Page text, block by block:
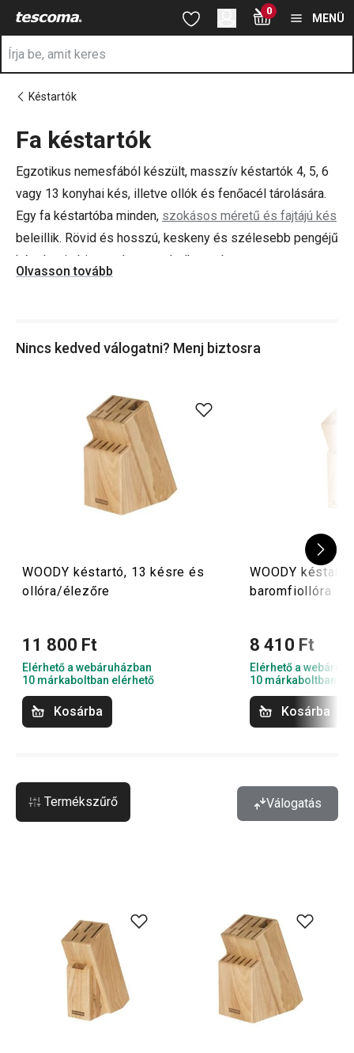
Ugrás a fő tartalomhoz
Ugrás a kereséshez
Ugrás a navigációhoz 0
MENÜ
Késtartók
Fa késtartók
Egzotikus nemesfából készült, masszív késtartók 4, 5, 6
vagy 13 konyhai kés, illetve ollók és fenőacél tárolására.
Egy fa késtartóba minden, szokásos méretű és fajtájú kés
beleillik. Rövid és hosszú, keskeny és szélesebb pengéjű
késeket is biztonságosan tárolhatsz benne.
százszázalékos! Választékunkbankonyhai
neked. Szerelkezz fel te is a Tescomával!
Olvasson tovább
Nincs kedved válogatni? Menj biztosra
WOODY késtartó, 13 késre és
ollóra/élezőre
11 800 Ft
Elérhető a webáruházban
10 márkaboltban elérhető
Kosárba
WOODY
baromfiollóra
8 410 Ft
Elérhető a
10 márkaboltban
Kosárba
Termékszűrő Válogatás